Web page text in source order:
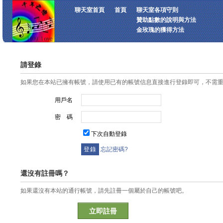
聊天室首頁 首頁
聊天室各項守則
贊助點數的說明與方法
金玫瑰的獲得方法
請登錄
如果您在本站已擁有帳號，請使用已有的帳號信息直接進行登錄即可，不需
用戶名
密 碼
下次自動登錄
忘記密碼?
還沒有註冊嗎？
如果還沒有本站的通行帳號，請先註冊一個屬於自己的帳號吧。
立即註冊